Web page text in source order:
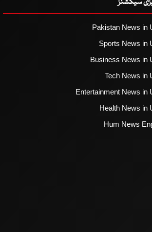
سیکشنز
Pakistan News in
Sports News in
Business News in
Tech News in
Entertainment News in
Health News in
Hum News